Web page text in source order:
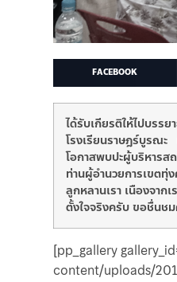
FACEBOOK
ได้รับเกียรติให้ไปบร
โรงเรียนราษฎร์บูรณ
โอกาสพบปะผู้บริหารส
ท่านผู้อำนวยการเขตทุ่
ลูกหลานเรา เนืองจา
ตั้งใจจริงครับ ขอชื่นช
[pp_gallery
content/uploads/